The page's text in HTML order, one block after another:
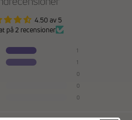
4.50 av 5
på 2 recensioner
1
1
0
0
0